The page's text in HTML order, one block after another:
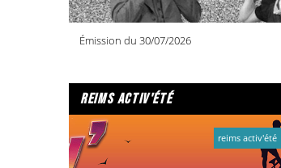
Émission du 30/07/2026
reims activ'été
reims activ'été